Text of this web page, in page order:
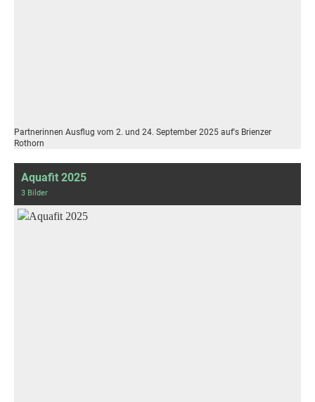
Partnerinnen Ausflug vom 2. und 24. September 2025 auf's Brienzer
Rothorn
Aquafit 2025
3 Bilder